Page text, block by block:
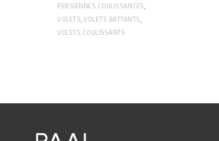
PERSIENNES COULISSANTES,
VOLETS, VOLETS BATTANTS,
VOLETS COULISSANTS